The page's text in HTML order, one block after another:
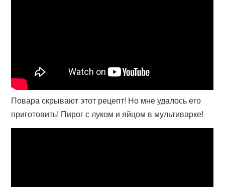
Повара скрывают этот рецепт! Но мне удалось его
приготовить! Пирог с луком и яйцом в мультиварке!